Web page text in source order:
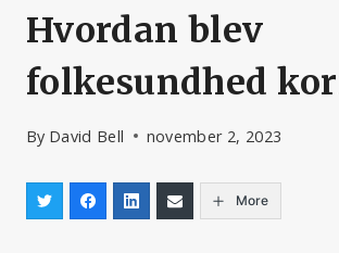
Hvordan blev
folkesundhed
By David Bell november 2, 2023
More